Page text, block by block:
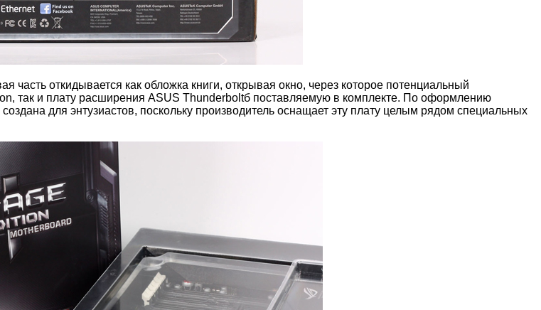
откидывается как обложка книги, открывая окно, через которое потенциальный
так и плату расширения ASUS Thunderboltб поставляемую в комплекте. По оформлению
для энтузиастов, поскольку производитель оснащает эту плату целым рядом специальных